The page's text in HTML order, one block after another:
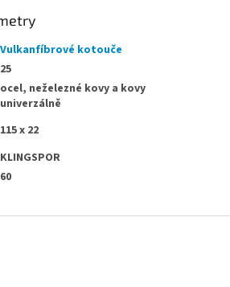
Vulkanfíbrové kotouče
25
ocel, neželezné kovy a kovy
univerzálně
115 x 22
KLINGSPOR
60